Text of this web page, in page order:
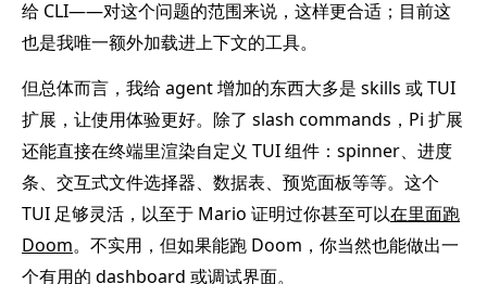
给 CLI——对这个问题的范围来说，这样更合适；目前这
也是我唯一额外加载进上下文的工具。
但总体而言，我给 agent 增加的东西大多是 skills 或 TUI
扩展，让使用体验更好。除了 slash commands，Pi 扩展
还能直接在终端里渲染自定义 TUI 组件：spinner、进度
条、交互式文件选择器、数据表、预览面板等等。这个
TUI 足够灵活，以至于 Mario 证明过你甚至可以在里面跑
Doom。不实用，但如果能跑 Doom，你当然也能做出一
个有用的 dashboard 或调试界面。